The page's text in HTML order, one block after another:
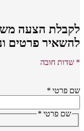
הצעה
פרטים
חובה
פרטי*
שם פרטי*